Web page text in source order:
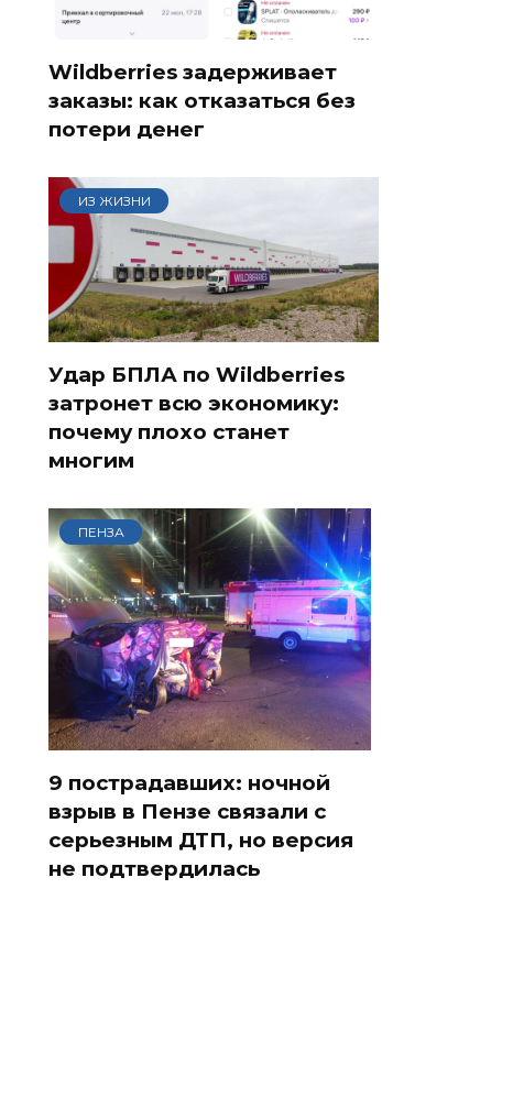
Wildberries задерживает
заказы: как отказаться без
потери денег
ИЗ ЖИЗНИ
Удар БПЛА по Wildberries
затронет всю экономику:
почему плохо станет
многим
ПЕНЗА
9 пострадавших: ночной
взрыв в Пензе связали с
серьезным ДТП, но версия
не подтвердилась